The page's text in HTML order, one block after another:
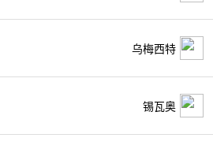
乌梅西特
锡瓦奥